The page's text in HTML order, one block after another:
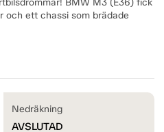
och ett chassi som brädade
Nedräkning
AVSLUTAD